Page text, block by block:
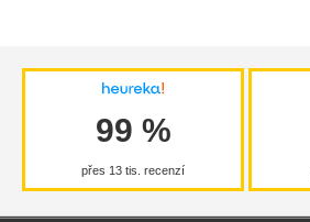
99 %
přes 13 tis. recenzí